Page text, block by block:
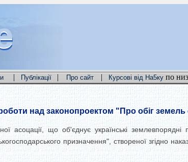
| Публікації | Про сайт | Курсові від На5ку по
над законопроектом "Про обіг земель
асоцації, що об'єднує українські
призначення", створеної згідно